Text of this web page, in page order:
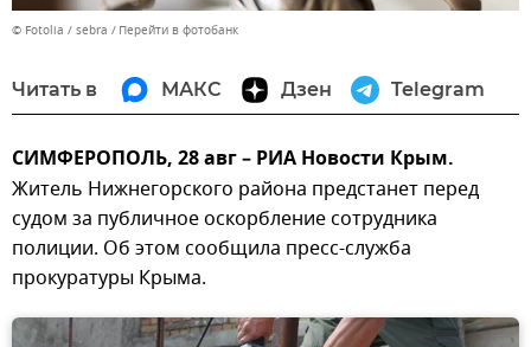
© Fotolia / sebra Перейти в фотобанк
Читать в МАКС Дзен Telegram
СИМФЕРОПОЛЬ, 28 авг – РИА Новости Крым.
Житель Нижнегорского района предстанет перед
судом за публичное оскорбление сотрудника
полиции. Об этом сообщила пресс-служба
прокуратуры Крыма.